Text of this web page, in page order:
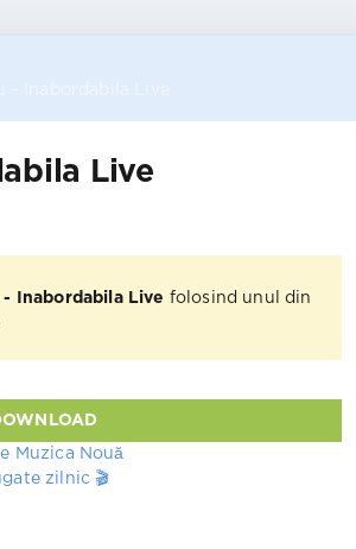
Live
- Inabordabila Live folosind unul din
Muzica Nouă
zilnic 🎬